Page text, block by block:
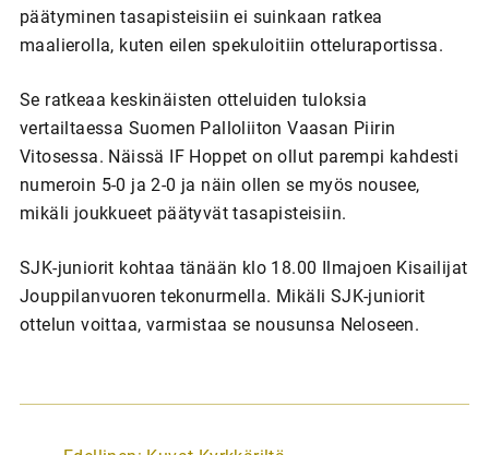
päätyminen tasapisteisiin ei suinkaan ratkea
maalierolla, kuten eilen spekuloitiin otteluraportissa.
Se ratkeaa keskinäisten otteluiden tuloksia
vertailtaessa Suomen Palloliiton Vaasan Piirin
Vitosessa. Näissä IF Hoppet on ollut parempi kahdesti
numeroin 5-0 ja 2-0 ja näin ollen se myös nousee,
mikäli joukkueet päätyvät tasapisteisiin.
SJK-juniorit kohtaa tänään klo 18.00 Ilmajoen Kisailijat
Jouppilanvuoren tekonurmella. Mikäli SJK-juniorit
ottelun voittaa, varmistaa se nousunsa Neloseen.
A